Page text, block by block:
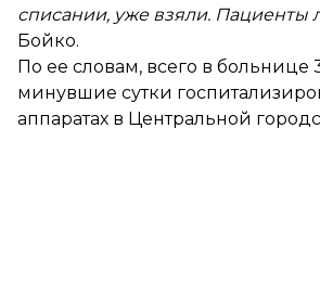
списании, уже взяли. Пациенты
Бойко.
По ее словам, всего в больнице
минувшие сутки
аппаратах в Центральной